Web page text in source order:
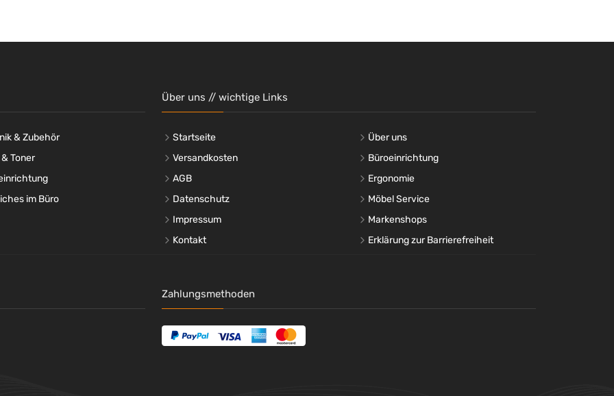
& Zubehör
Toner
im Büro
Über uns // wichtige Links
Startseite
Versandkosten
AGB
Datenschutz
Impressum
Kontakt
Über uns
Büroeinrichtung
Ergonomie
Möbel Service
Markenshops
Erklärung zur Barrierefreiheit
Zahlungsmethoden